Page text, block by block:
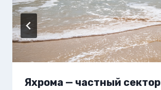
Яхрома — частный сектор